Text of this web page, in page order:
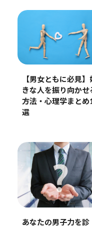
【男女ともに必見】
きな人を振り向かせ
方法・心理学まとめ
選
あなたの男子力を診